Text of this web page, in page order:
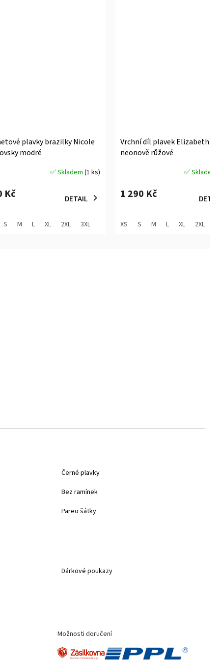
plavky brazilky Nicole
modré
✅ Skladem(1 ks)
Kč DETAIL
S M L XL 2XL 3XL
Vrchní díl plavek Elizabeth
neonově růžové
produktu
z
5
✅ Skladem
1 290 Kč
XS S M L XL 2XL
Černé plavky
Bez ramínek
Pareo šátky
Dárkové poukazy
Možnosti doručení